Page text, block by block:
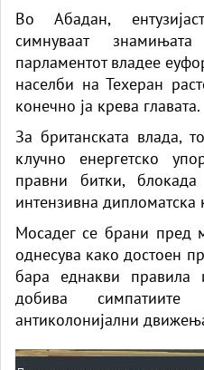
Во Абадан,
симнуваат
парламентот владее
населби на Техеран
конечно ја крева главата.
За британската влада,
клучно енергетско
правни битки,
интензивна
Мосадег се брани пред
однесува како достоен
бара еднакви правила
добива
антиколонијални